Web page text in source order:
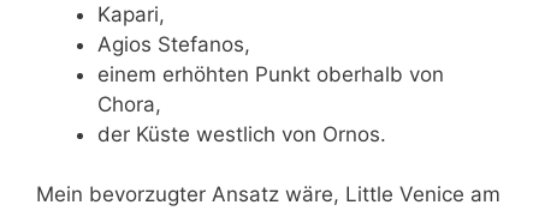
Kapari,
Agios Stefanos,
einem erhöhten Punkt oberhalb von
Chora,
der Küste westlich von Ornos.
Mein bevorzugter Ansatz wäre, Little Venice am